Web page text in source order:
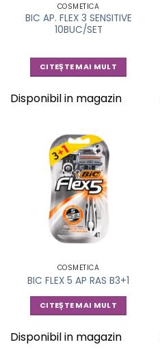
COSMETICA
BIC AP. FLEX 3 SENSITIVE
10BUC/SET
CITEȘTE MAI MULT
Disponibil in magazin
COSMETICA
BIC FLEX 5 AP RAS B3+1
CITEȘTE MAI MULT
Disponibil in magazin